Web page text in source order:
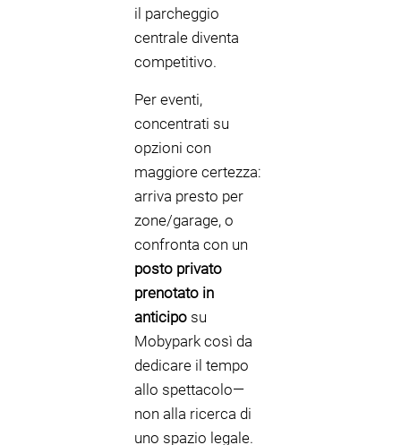
il parcheggio
centrale diventa
competitivo.
Per eventi,
concentrati su
opzioni con
maggiore certezza:
arriva presto per
zone/garage, o
confronta con un
posto privato
prenotato in
anticipo su
Mobypark così da
dedicare il tempo
allo spettacolo—
non alla ricerca di
uno spazio legale.